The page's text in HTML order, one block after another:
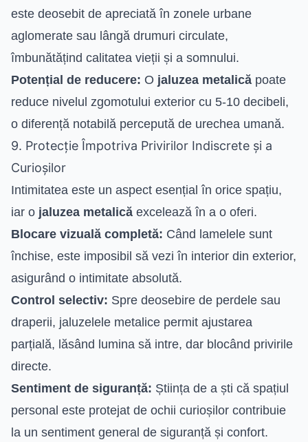
este deosebit de apreciată în zonele urbane
aglomerate sau lângă drumuri circulate,
îmbunătățind calitatea vieții și a somnului.
Potențial de reducere: O jaluzea metalică poate
reduce nivelul zgomotului exterior cu 5-10 decibeli,
o diferență notabilă percepută de urechea umană.
9. Protecție Împotriva Privirilor Indiscrete și a
Curioșilor
Intimitatea este un aspect esențial în orice spațiu,
iar o jaluzea metalică excelează în a o oferi.
Blocare vizuală completă: Când lamelele sunt
închise, este imposibil să vezi în interior din exterior,
asigurând o intimitate absolută.
Control selectiv: Spre deosebire de perdele sau
draperii, jaluzelele metalice permit ajustarea
parțială, lăsând lumina să intre, dar blocând privirile
directe.
Sentiment de siguranță: Știința de a ști că spațiul
personal este protejat de ochii curioșilor contribuie
la un sentiment general de siguranță și confort.